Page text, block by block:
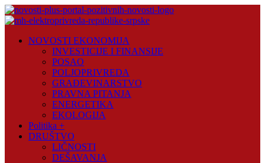
Skip
to
Plus
NOVOSTI EKONOMIJA
INVESTICIJE I FINANSIJE
POSAO
POLJOPRIVREDA
GRAĐEVINARSTVO
PRAVNA PITANJA
ENERGETIKA
EKOLOGIJA
Politika +
DRUŠTVO
LIČNOSTI
DEŠAVANJA